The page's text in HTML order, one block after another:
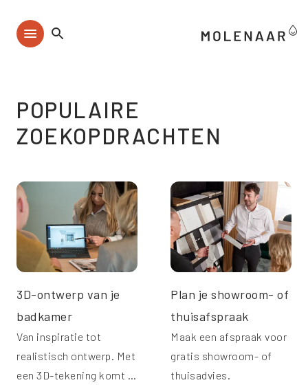
POPULAIRE
ZOEKOPDRACHTEN
3D-ontwerp van je
badkamer
Van inspiratie tot
realistisch ontwerp. Met
een 3D-tekening komt je
Plan je showroom- of
thuisafspraak
Maak een afspraak voor
gratis showroom- of
thuisadvies.